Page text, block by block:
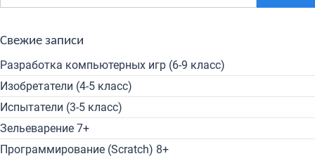
Свежие записи
Разработка компьютерных игр (6-9 класс)
Изобретатели (4-5 класс)
Испытатели (3-5 класс)
Зельеварение 7+
Программирование (Scratch) 8+